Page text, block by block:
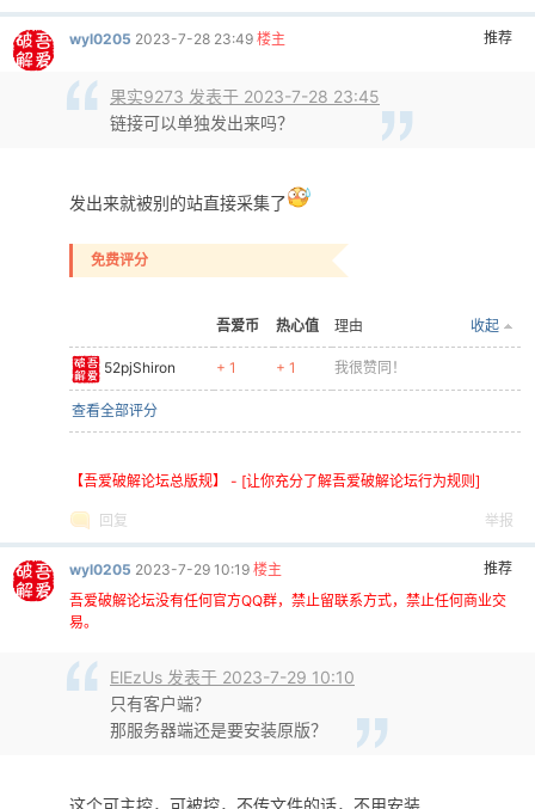
推荐
wyl0205 2023-7-28 23:49 楼主
果实9273 发表于 2023-7-28 23:45
链接可以单独发出来吗？
发出来就被别的站直接采集了
免费评分
吾爱币 热心值 收起
理由
52pjShiron + 1 + 1 我很赞同！
查看全部评分
【吾爱破解论坛总版规】 - [让你充分了解吾爱破解论坛行为规则]
回复 举报
推荐
wyl0205 2023-7-29 10:19 楼主
吾爱破解论坛没有任何官方QQ群，禁止留联系方式，禁止任何商业交
易。
ElEzUs 发表于 2023-7-29 10:10
只有客户端？
那服务器端还是要安装原版？
这个可主控，可被控，不传文件的话，不用安装